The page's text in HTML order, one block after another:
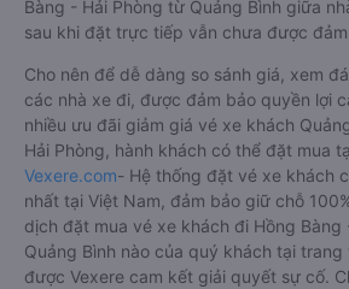
Bàng - Hải Phòng từ Quảng Bình giữa
sau khi đặt trực tiếp vẫn chưa được đảm
Cho nên để dễ dàng so sánh giá, xem
các nhà xe đi, được đảm bảo quyền lợi
nhiều ưu đãi giảm giá vé xe khách
Hải Phòng, hành khách có thể đặt mua
Vexere.com- Hệ thống đặt vé xe khách
nhất tại Việt Nam, đảm bảo giữ chỗ
dịch đặt mua vé xe khách đi Hồng Bàng
Quảng Bình nào của quý khách tại trang
được Vexere cam kết giải quyết sự cố.